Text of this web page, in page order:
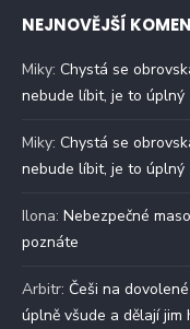
NEJNOVĚJŠÍ
Miky: Chystá se
nebude líbit, je to úplný
Miky: Chystá se
nebude líbit, je to úplný
Ilona: Nebezpečné
poznáte
Arbitr: Češi na
úplně všude a dělají jim